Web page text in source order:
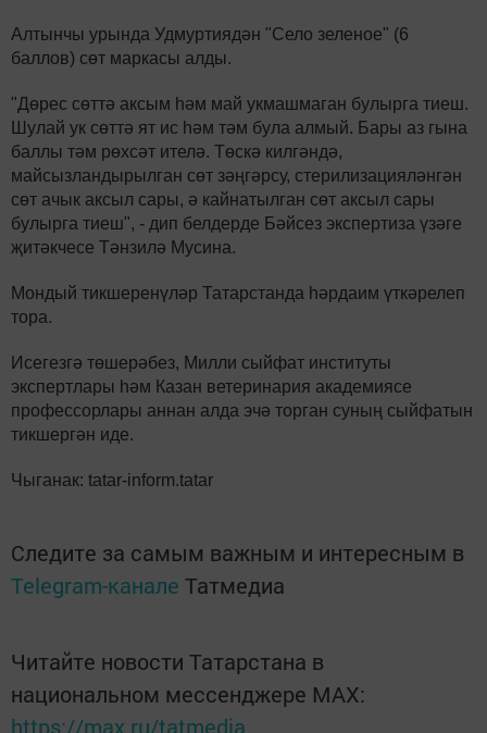
Алтынчы урында Удмуртиядән "Село зеленое" (6
баллов) сөт маркасы алды.
"Дөрес сөттә аксым һәм май укмашмаган булырга тиеш.
Шулай ук сөттә ят ис һәм тәм була алмый. Бары аз гына
баллы тәм рөхсәт ителә. Төскә килгәндә,
майсызландырылган сөт зәңгәрсу, стерилизацияләнгән
сөт ачык аксыл сары, ә кайнатылган сөт аксыл сары
булырга тиеш", - дип белдерде Бәйсез экспертиза үзәге
җитәкчесе Тәнзилә Мусина.
Мондый тикшеренүләр Татарстанда һәрдаим үткәрелеп
тора.
Исегезгә төшерәбез, Милли сыйфат институты
экспертлары һәм Казан ветеринария академиясе
профессорлары аннан алда эчә торган суның сыйфатын
тикшергән иде.
Чыганак: tatar-inform.tatar
Следите за самым важным и интересным в
Telegram-канале Татмедиа
Читайте новости Татарстана в
национальном мессенджере MАХ:
https://max.ru/tatmedia